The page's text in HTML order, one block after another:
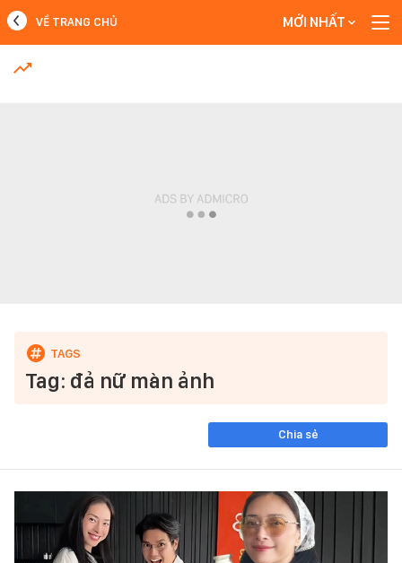
MỚI NHẤT
VỀ TRANG CHỦ MỚI NHẤT
Tag: đả nữ màn ảnh
Chia sẻ